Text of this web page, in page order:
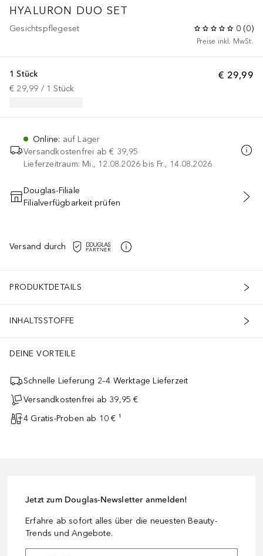
HYALURON DUO SET
Gesichtspflegeset 0 (0)
Preise inkl. MwSt.
€ 29,99
1 Stück
€ 29,99 / 1 Stück
Online: auf Lager
Versandkostenfrei ab € 39,95
Lieferzeitraum: Mi., 12.08.2026 bis Fr., 14.08.2026
IN DEN WARENKORB
Douglas-Filiale
Filialverfügbarkeit prüfen
Versand durch
PRODUKTDETAILS
INHALTSSTOFFE
DEINE VORTEILE
Schnelle Lieferung 2–4 Werktage Lieferzeit
Versandkostenfrei ab 39,95 €
4 Gratis-Proben ab 10 € ¹
Jetzt zum Douglas-Newsletter anmelden!
Erfahre ab sofort alles über die neuesten Beauty-
Trends und Angebote.